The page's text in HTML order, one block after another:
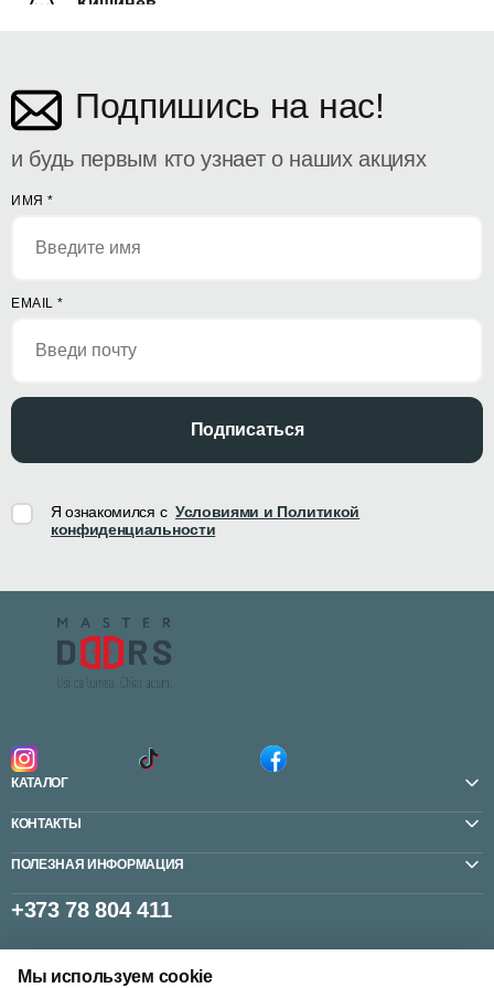
Кишинёв
Подпишись на нас!
и будь первым кто узнает о наших акциях
ИМЯ *
EMAIL *
Подписаться
Я ознакомился с Условиями и Политикой
конфиденциальности
КАТАЛОГ
КОНТАКТЫ
ПОЛЕЗНАЯ ИНФОРМАЦИЯ
+373 78 804 411
Мы используем cookie